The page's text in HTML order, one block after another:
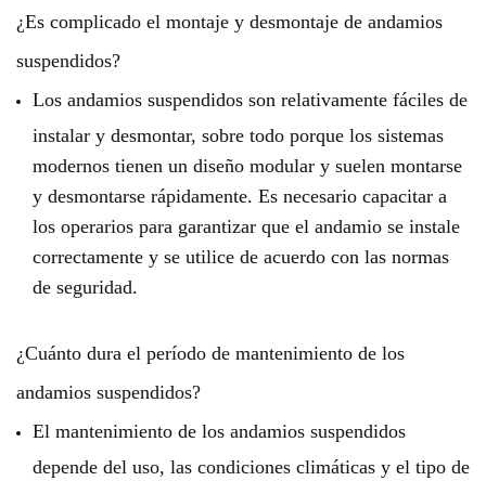
¿Es complicado el montaje y desmontaje de andamios
suspendidos?
Los andamios suspendidos son relativamente fáciles de
instalar y desmontar, sobre todo porque los sistemas
modernos tienen un diseño modular y suelen montarse
y desmontarse rápidamente. Es necesario capacitar a
los operarios para garantizar que el andamio se instale
correctamente y se utilice de acuerdo con las normas
de seguridad.
¿Cuánto dura el período de mantenimiento de los
andamios suspendidos?
El mantenimiento de los andamios suspendidos
depende del uso, las condiciones climáticas y el tipo de